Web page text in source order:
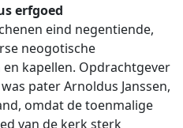
erfgoed
eind negentiende,
neogotische
kapellen. Opdrachtgever
pater Arnoldus Janssen,
omdat de toenmalige
van de kerk sterk